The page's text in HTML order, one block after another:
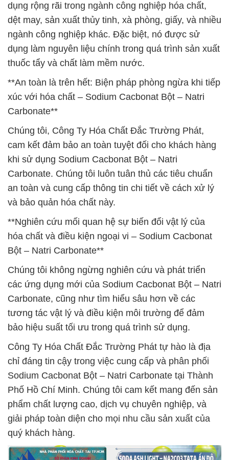
dụng rộng rãi trong ngành công nghiệp hóa chất,
dệt may, sản xuất thủy tinh, xà phòng, giấy, và nhiều
ngành công nghiệp khác. Đặc biệt, nó được sử
dụng làm nguyên liệu chính trong quá trình sản xuất
thuốc tẩy và chất làm mềm nước.
**An toàn là trên hết: Biện pháp phòng ngừa khi tiếp
xúc với hóa chất – Sodium Cacbonat Bột – Natri
Carbonate**
Chúng tôi, Công Ty Hóa Chất Đắc Trường Phát,
cam kết đảm bảo an toàn tuyệt đối cho khách hàng
khi sử dụng Sodium Cacbonat Bột – Natri
Carbonate. Chúng tôi luôn tuân thủ các tiêu chuẩn
an toàn và cung cấp thông tin chi tiết về cách xử lý
và bảo quản hóa chất này.
**Nghiên cứu mối quan hệ sự biến đổi vật lý của
hóa chất và điều kiện ngoại vi – Sodium Cacbonat
Bột – Natri Carbonate**
Chúng tôi không ngừng nghiên cứu và phát triển
các ứng dụng mới của Sodium Cacbonat Bột – Natri
Carbonate, cũng như tìm hiểu sâu hơn về các
tương tác vật lý và điều kiện môi trường để đảm
bảo hiệu suất tối ưu trong quá trình sử dụng.
Công Ty Hóa Chất Đắc Trường Phát tự hào là địa
chỉ đáng tin cậy trong việc cung cấp và phân phối
Sodium Cacbonat Bột – Natri Carbonate tại Thành
Phố Hồ Chí Minh. Chúng tôi cam kết mang đến sản
phẩm chất lượng cao, dịch vụ chuyên nghiệp, và
giải pháp toàn diện cho mọi nhu cầu sản xuất của
quý khách hàng.